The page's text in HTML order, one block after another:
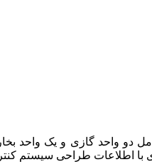
سیکل ترکیبی با ظرفیت اسمی 500 مگاوات شامل دو
با اطلاعات طراحی سیستم